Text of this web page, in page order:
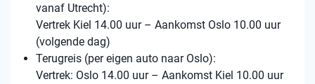
vanaf Utrecht):
Vertrek Kiel 14.00 uur – Aankomst Oslo 10.00 uur
(volgende dag)
Terugreis (per eigen auto naar Oslo):
Vertrek: Oslo 14.00 uur – Aankomst Kiel 10.00 uur